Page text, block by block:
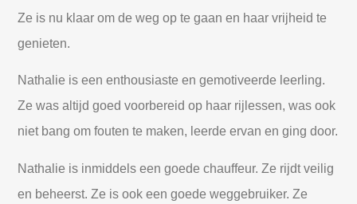
Ze is nu klaar om de weg op te gaan en haar vrijheid te
genieten.
Nathalie is een enthousiaste en gemotiveerde leerling.
Ze was altijd goed voorbereid op haar rijlessen, was ook
niet bang om fouten te maken, leerde ervan en ging door.
Nathalie is inmiddels een goede chauffeur. Ze rijdt veilig
en beheerst. Ze is ook een goede weggebruiker. Ze